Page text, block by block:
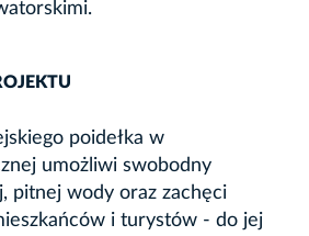
poidełka w
umożliwi swobodny
pitnej wody oraz zachęci
i turystów - do jej